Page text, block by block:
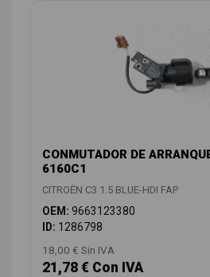
CONMUTADOR DE
6160C1
CITROËN C3 1.5 BLUE-HDI FAP
OEM: 9663123380
ID: 1286798
18,00 € Sin IVA
21,78 € Con IVA